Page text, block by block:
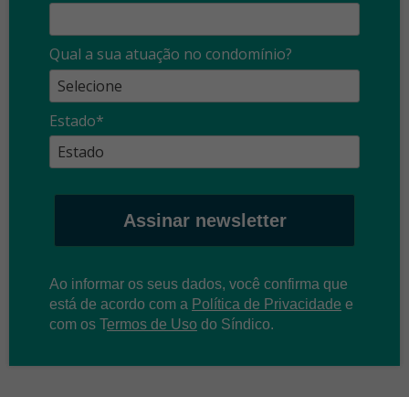
Qual a sua atuação no condomínio?
Estado*
Assinar newsletter
Ao informar os seus dados, você confirma que
está de acordo com a Política de Privacidade e
com os Termos de Uso do Síndico.